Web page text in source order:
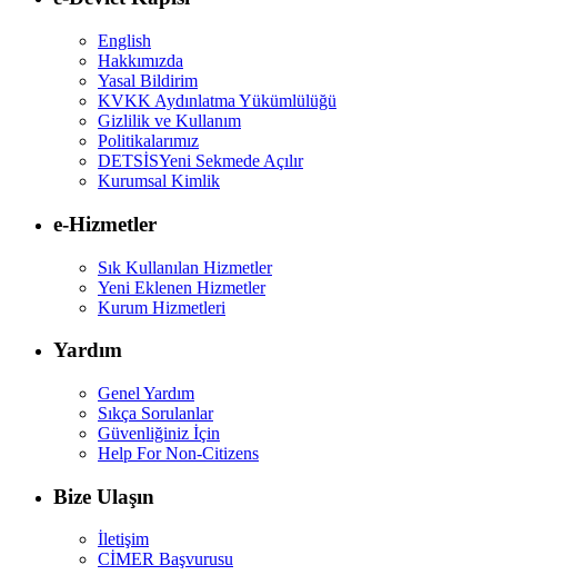
English
Hakkımızda
Yasal Bildirim
KVKK Aydınlatma Yükümlülüğü
Gizlilik ve Kullanım
Politikalarımız
DETSİSYeni Sekmede Açılır
Kurumsal Kimlik
e-Hizmetler
Sık Kullanılan Hizmetler
Yeni Eklenen Hizmetler
Kurum Hizmetleri
Yardım
Genel Yardım
Sıkça Sorulanlar
Güvenliğiniz İçin
Help For Non-Citizens
Bize Ulaşın
İletişim
CİMER Başvurusu